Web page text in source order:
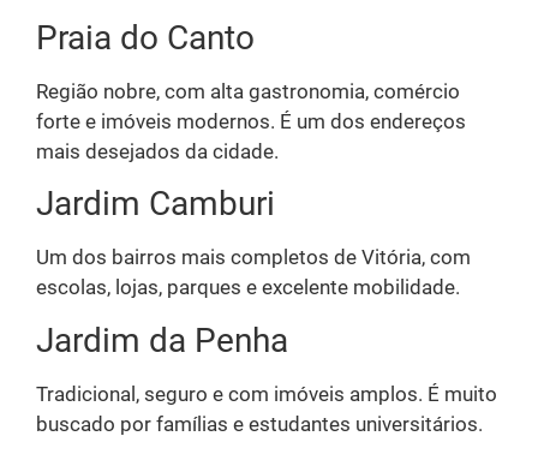
Praia do Canto
Região nobre, com alta gastronomia, comércio
forte e imóveis modernos. É um dos endereços
mais desejados da cidade.
Jardim Camburi
Um dos bairros mais completos de Vitória, com
escolas, lojas, parques e excelente mobilidade.
Jardim da Penha
Tradicional, seguro e com imóveis amplos. É muito
buscado por famílias e estudantes universitários.